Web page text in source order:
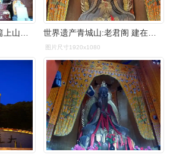
其它 乐业的美篇 写美篇上山到老君阁是我们登青城山的最终目的. 世界遗产青城山:老君阁 建在老霄顶最高处 供奉太上老君坐莲像
图片尺寸1920x1080